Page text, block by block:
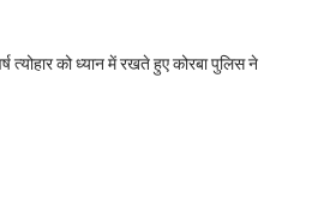
त्योहार को ध्यान में रखते हुए कोरबा पुलिस ने